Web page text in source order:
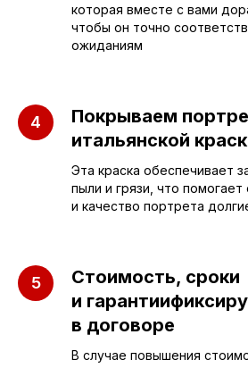
которая вместе с вами
чтобы он точно
ожиданиям
Покрываем
итальянской
Эта краска обеспечивает
пыли и грязи, что помогает
и качество портрета
Стоимость, сроки
и
в договоре
В случае повышения
ПАМЯТНИКИ
Бюджетные О компании